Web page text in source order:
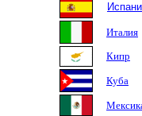
Италия
Кипр
Куба